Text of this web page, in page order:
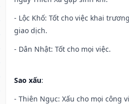
- Lộc Khố: Tốt cho việc khai
giao dịch.
- Dân Nhật: Tốt cho mọi việc.
Sao xấu:
- Thiên Ngục: Xấu cho mọi công